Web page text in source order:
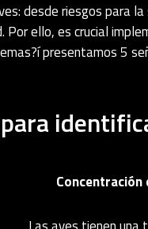
desde riesgos para
ello, es crucial
presentamos 5
Concentración